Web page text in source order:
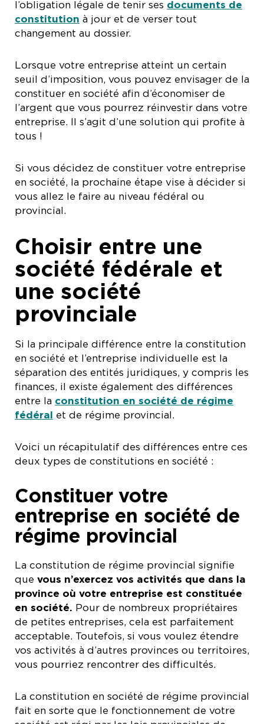
l’obligation légale de tenir ses documents de
constitution à jour et de verser tout
changement au dossier.
Lorsque votre entreprise atteint un certain
seuil d’imposition, vous pouvez envisager de la
constituer en société afin d’économiser de
l’argent que vous pourrez réinvestir dans votre
entreprise. Il s’agit d’une solution qui profite à
tous !
Si vous décidez de constituer votre entreprise
en société, la prochaine étape vise à décider si
vous allez le faire au niveau fédéral ou
provincial.
Choisir entre une
société fédérale et
une société
provinciale
Si la principale différence entre la constitution
en société et l’entreprise individuelle est la
séparation des entités juridiques, y compris les
finances, il existe également des différences
entre la constitution en société de régime
fédéral et de régime provincial.
Voici un récapitulatif des différences entre ces
deux types de constitutions en société :
Constituer votre
entreprise en société de
régime provincial
La constitution de régime provincial signifie
que vous n’exercez vos activités que dans la
province où votre entreprise est constituée
en société. Pour de nombreux propriétaires
de petites entreprises, cela est parfaitement
acceptable. Toutefois, si vous voulez étendre
vos activités à d’autres provinces ou territoires,
vous pourriez rencontrer des difficultés.
La constitution en société de régime provincial
fait en sorte que le fonctionnement de votre